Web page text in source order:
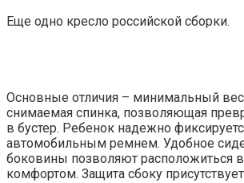
Еще одно кресло российской сборки.
Основные отличия – минимальный вес
снимаемая спинка, позволяющая
в бустер. Ребенок надежно
автомобильным ремнем. Удобное
боковины позволяют расположиться
комфортом. Защита сбоку